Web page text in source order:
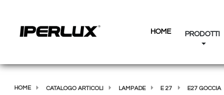
HOME PRODOTTI
HOME CATALOGO ARTICOLI LAMPADE E 27 E27 GOCCIA